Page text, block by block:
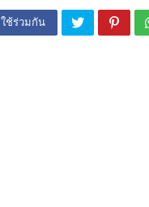
ใช้ร่วมกัน